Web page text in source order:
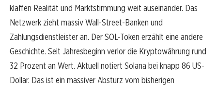
klaffen Realität und Marktstimmung weit auseinander. Das
Netzwerk zieht massiv Wall-Street-Banken und
Zahlungsdienstleister an. Der SOL-Token erzählt eine andere
Geschichte. Seit Jahresbeginn verlor die Kryptowährung rund
32 Prozent an Wert. Aktuell notiert Solana bei knapp 86 US-
Dollar. Das ist ein massiver Absturz vom bisherigen